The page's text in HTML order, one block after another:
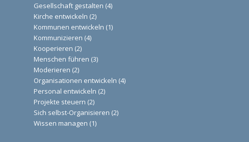
Gesellschaft gestalten (4)
Kirche entwickeln (2)
Kommunen entwickeln (1)
Kommunizieren (4)
Kooperieren (2)
Menschen führen (3)
Moderieren (2)
Organisationen entwickeln (4)
Personal entwickeln (2)
Projekte steuern (2)
Sich selbst-Organisieren (2)
Wissen managen (1)